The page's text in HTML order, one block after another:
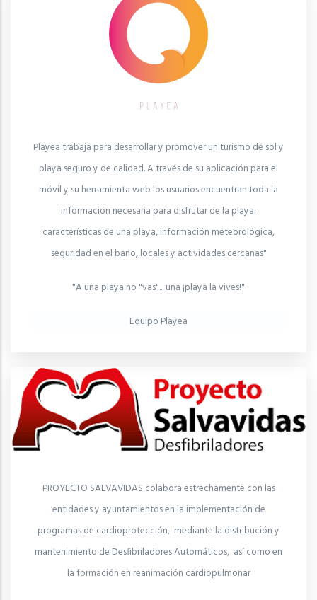
Playea trabaja para desarrollar y promover un turismo de sol y
playa seguro y de calidad. A través de su aplicación para el
móvil y su herramienta web los usuarios encuentran toda la
información necesaria para disfrutar de la playa:
características de una playa, información meteorológica,
seguridad en el baño, locales y actividades cercanas"
"A una playa no "vas"... una ¡playa la vives!"
Equipo Playea
PROYECTO SALVAVIDAS colabora estrechamente con las
entidades y ayuntamientos en la implementación de
programas de cardioprotección, mediante la distribución y
mantenimiento de Desfibriladores Automáticos, así como en
la formación en reanimación cardiopulmonar